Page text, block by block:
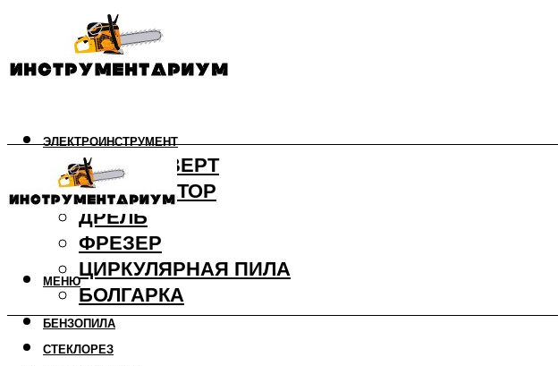
ЭЛЕКТРОИНСТРУМЕНТ
ШУРУПОВЕРТ
ПЕРФОРАТОР
ДРЕЛЬ
ФРЕЗЕР
ЦИРКУЛЯРНАЯ ПИЛА
БОЛГАРКА
БЕНЗОПИЛА
СТЕКЛОРЕЗ
МЕНЮ